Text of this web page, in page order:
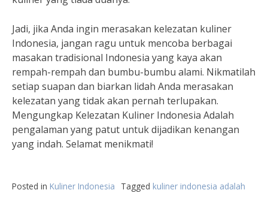
Jadi, jika Anda ingin merasakan kelezatan kuliner
Indonesia, jangan ragu untuk mencoba berbagai
masakan tradisional Indonesia yang kaya akan
rempah-rempah dan bumbu-bumbu alami. Nikmatilah
setiap suapan dan biarkan lidah Anda merasakan
kelezatan yang tidak akan pernah terlupakan.
Mengungkap Kelezatan Kuliner Indonesia Adalah
pengalaman yang patut untuk dijadikan kenangan
yang indah. Selamat menikmati!
Posted in Kuliner Indonesia Tagged kuliner indonesia adalah